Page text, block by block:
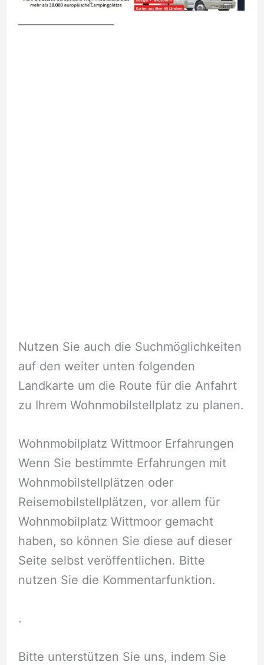
Nutzen Sie auch die Suchmöglichkeiten
auf den weiter unten folgenden
Landkarte um die Route für die Anfahrt
zu Ihrem Wohnmobilstellplatz zu planen.
Wohnmobilplatz Wittmoor Erfahrungen
Wenn Sie bestimmte Erfahrungen mit
Wohnmobilstellplätzen oder
Reisemobilstellplätzen, vor allem für
Wohnmobilplatz Wittmoor gemacht
haben, so können Sie diese auf dieser
Seite selbst veröffentlichen. Bitte
nutzen Sie die Kommentarfunktion.
.
Bitte unterstützen Sie uns, indem Sie